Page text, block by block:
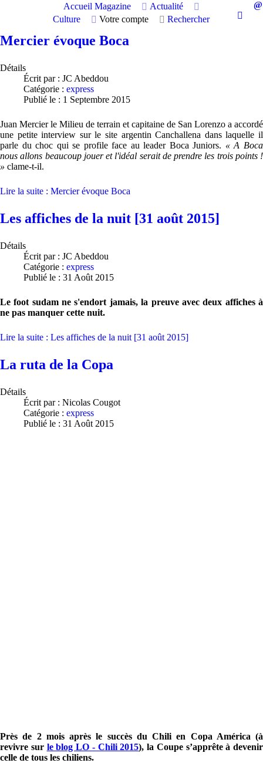
Accueil Magazine
Actualité
Culture
Votre compte Rechercher
Mercier évoque Boca
Détails
Écrit par : JC Abeddou
Catégorie : express
Publié le : 1 Septembre 2015
Juan Mercier le Milieu de terrain et capitaine de San Lorenzo a accordé
une petite interview sur le site argentin Canchallena dans laquelle il
parle du choc qui se profile face au leader Boca Juniors. « A Boca
nous allons beaucoup jouer et l'idéal serait de prendre les trois points !
» clame-t-il.
Lire la suite : Mercier évoque Boca
Les affiches de la nuit [31 août 2015]
Détails
Écrit par : JC Abeddou
Catégorie : express
Publié le : 31 Août 2015
Le foot sudam ne s'endort jamais, la preuve avec deux affiches à
ne pas manquer cette nuit.
Lire la suite : Les affiches de la nuit [31 août 2015]
La ruta de la Copa
Détails
Écrit par : Nicolas Cougot
Catégorie : express
Publié le : 31 Août 2015
Près de 2 mois après le succès du Chili en Copa América (à
revivre sur le blog LO - Chili 2015), la Coupe s’apprête à devenir
celle de tous les chiliens.